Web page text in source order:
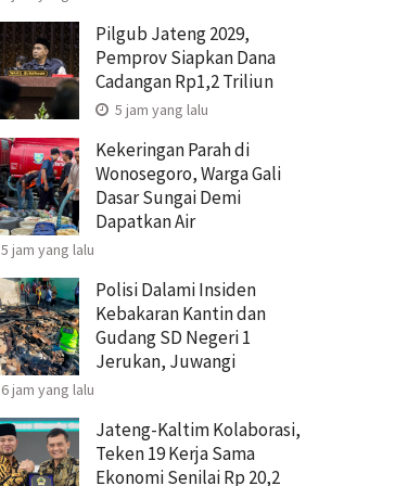
Pilgub Jateng 2029,
Pemprov Siapkan Dana
Cadangan Rp1,2 Triliun
5 jam yang lalu
Kekeringan Parah di
Wonosegoro, Warga Gali
Dasar Sungai Demi
Dapatkan Air
5 jam yang lalu
Polisi Dalami Insiden
Kebakaran Kantin dan
Gudang SD Negeri 1
Jerukan, Juwangi
6 jam yang lalu
Jateng-Kaltim Kolaborasi,
Teken 19 Kerja Sama
Ekonomi Senilai Rp 20,2